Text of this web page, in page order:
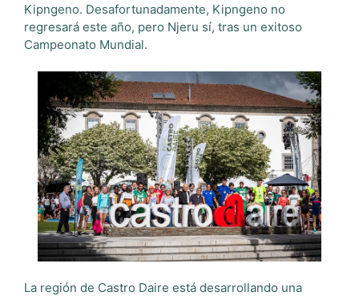
Kipngeno. Desafortunadamente, Kipngeno no
regresará este año, pero Njeru sí, tras un exitoso
Campeonato Mundial.
La región de Castro Daire está desarrollando una